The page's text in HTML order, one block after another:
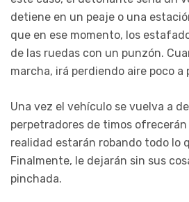
detiene en un peaje o una
que en ese momento, los
de las ruedas con un punzón.
marcha, irá perdiendo aire poco a
Una vez el vehículo se vuelva a
perpetradores de timos ofrecerán
realidad estarán robando todo lo
Finalmente, le dejarán sin sus
pinchada.